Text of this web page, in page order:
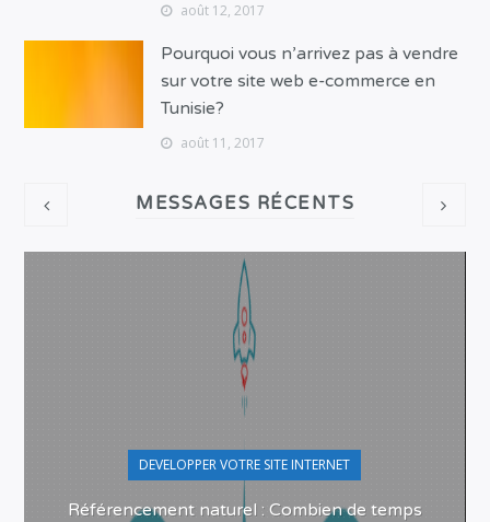
août 12, 2017
Pourquoi vous n’arrivez pas à vendre
sur votre site web e-commerce en
Tunisie?
août 11, 2017
MESSAGES RÉCENTS
DEVELOPPER VOTRE SITE INTERNET
Référencement naturel : Combien de temps